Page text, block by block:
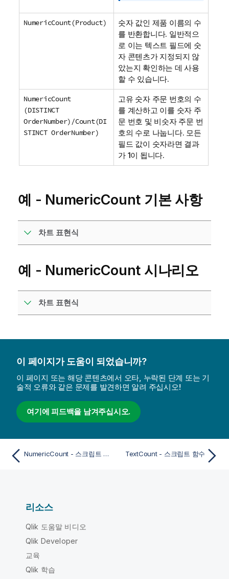
NumericCount(Product)
숫자 값인 제품 이름의 수
를 반환합니다. 일반적으
로 이는 텍스트 필드에 숫
자 콘텐츠가 지정되지 않
았는지 확인하는 데 사용
할 수 있습니다.
NumericCount
(DISTINCT
OrderNumber)/Count(DI
STINCT OrderNumber)
고유 숫자 주문 번호의 수
를 계산하고 이를 숫자 주
문 번호 및 비숫자 주문 번
호의 수로 나눕니다. 모든
필드 값이 숫자라면 결과
가 1이 됩니다.
예 - NumericCount 기본 사항
차트 표현식
예 - NumericCount 시나리오
차트 표현식
이 페이지가 도움이 되었습니까?
이 페이지 또는 해당 콘텐츠에서 오타, 누락된 단계 또는 기
술적 오류와 같은 문제를 발견하면 알려 주십시오!
여기에 피드백을 남겨주십시오.
NumericCount - 스크립트 함수 TextCount - 스크립트 함수
리소스
Qlik 도움말 비디오
Qlik Developer
교육
Qlik 학습